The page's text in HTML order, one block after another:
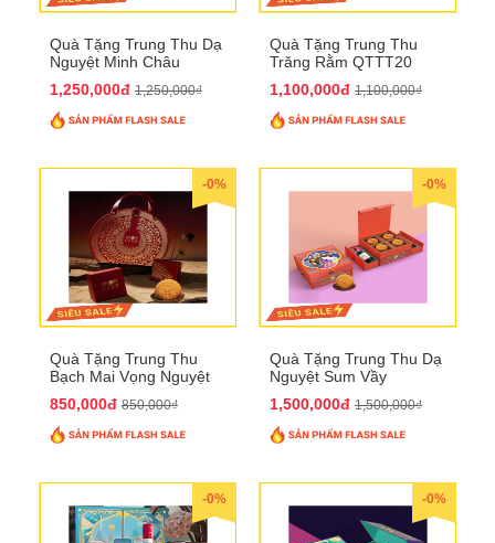
Quà Tặng Trung Thu Dạ
Nguyệt Minh Châu
1,250,000đ 1,250,000₫
Quà Tặng Trung Thu
Trăng Rằm QTTT20
1,100,000đ 1,100,000₫
-0%
Quà Tặng Trung Thu
Bạch Mai Vọng Nguyệt
850,000đ 850,000₫
-0%
Quà Tặng Trung Thu Dạ
Nguyệt Sum Vầy
1,500,000đ 1,500,000₫
-0% -0%